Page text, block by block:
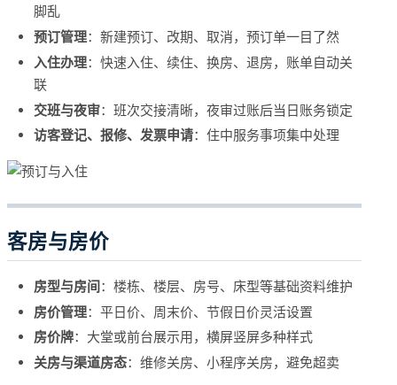
脚乱
预订管理：新建预订、改期、取消，预订单一目了然
入住办理：快速入住、续住、换房、退房，账单自动关
联
交班与夜审：班次交接清晰，夜审过账后当日账务锁定
访客登记、报修、发票申请：住中服务事项集中处理
客房与房价
房型与房间：楼栋、楼层、房号、床型等基础资料维护
房价管理：平日价、周末价、节假日价灵活设置
房价牌：大堂或前台展示用，横屏竖屏多种样式
关房与渠道房态：维修关房、小程序关房，避免超卖